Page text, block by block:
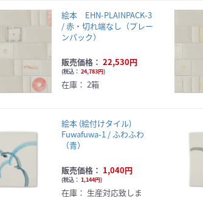
絵本 EHN-PLAINPACK-3
/ 赤・切れ端なし（プレー
ンパック）
販売価格：22,530円
(税込：24,783円)
在庫：2箱
絵本 (絵付けタイル)
Fuwafuwa-1 / ふわふわ
（青）
販売価格： 1,040円
(税込：1,144円)
在庫： 生産対応致しま